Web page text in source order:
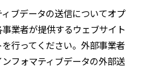
ブデータの送信についてオプ
業者が提供するウェブサイト
行ってください。外部事業者
フォマティブデータの外部送